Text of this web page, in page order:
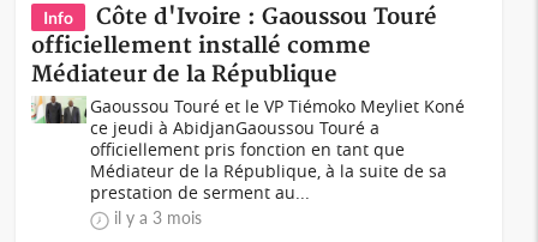
Info
Côte d'Ivoire : Gaoussou Touré
officiellement installé comme
Médiateur de la République
Gaoussou Touré et le VP Tiémoko Meyliet Koné
ce jeudi à AbidjanGaoussou Touré a
officiellement pris fonction en tant que
Médiateur de la République, à la suite de sa
prestation de serment au...
il y a 3 mois